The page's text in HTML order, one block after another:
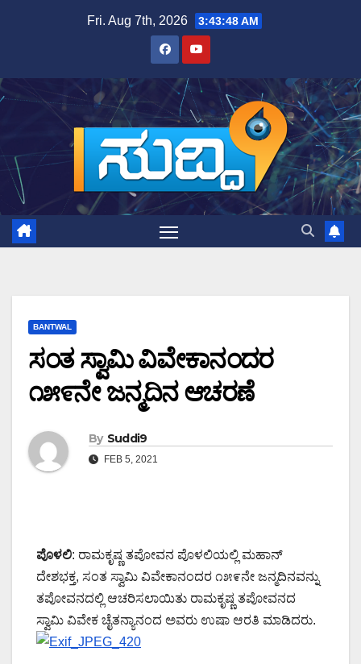
Fri. Aug 7th, 2026 3:43:49 AM
BANTWAL
ಸಂತ ಸ್ವಾಮಿ ವಿವೇಕಾನಂದರ
೧೫೯ನೇ ಜನ್ಮದಿನ ಆಚರಣೆ
By Suddi9
FEB 5, 2021
ಪೊಳಲಿ: ರಾಮಕೃಷ್ಣ ತಪೋವನ ಪೊಳಲಿಯಲ್ಲಿ ಮಹಾನ್
ದೇಶಭಕ್ತ, ಸಂತ ಸ್ವಾಮಿ ವಿವೇಕಾನಂದರ ೧೫೯ನೇ ಜನ್ಮದಿನವನ್ನು
ತಪೋವನದಲ್ಲಿ ಆಚರಿಸಲಾಯಿತು ರಾಮಕೃಷ್ಣ ತಪೋವನದ
ಸ್ವಾಮಿ ವಿವೇಕ ಚೈತನ್ಯಾನಂದ ಅವರು ಉಷಾ ಆರತಿ ಮಾಡಿದರು.